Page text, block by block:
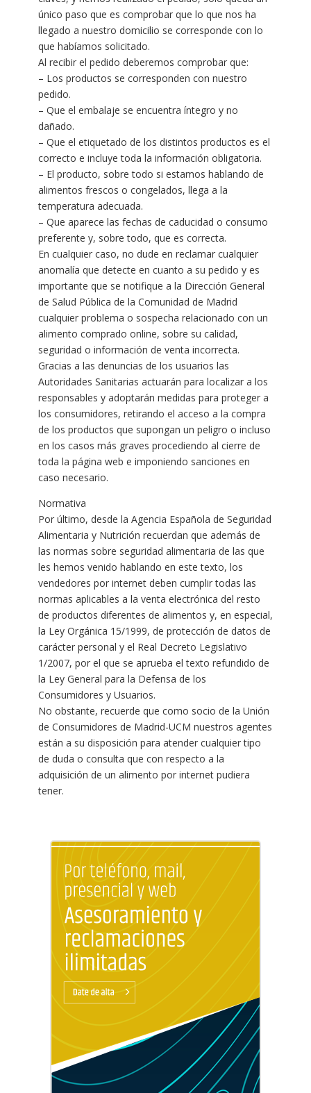
único paso que es comprobar que lo que nos ha
llegado a nuestro domicilio se corresponde con lo
que habíamos solicitado.
Al recibir el pedido deberemos comprobar que:
– Los productos se corresponden con nuestro
pedido.
– Que el embalaje se encuentra íntegro y no
dañado.
– Que el etiquetado de los distintos productos es el
correcto e incluye toda la información obligatoria.
– El producto, sobre todo si estamos hablando de
alimentos frescos o congelados, llega a la
temperatura adecuada.
– Que aparece las fechas de caducidad o consumo
preferente y, sobre todo, que es correcta.
En cualquier caso, no dude en reclamar cualquier
anomalía que detecte en cuanto a su pedido y es
importante que se notifique a la Dirección General
de Salud Pública de la Comunidad de Madrid
cualquier problema o sospecha relacionado con un
alimento comprado online, sobre su calidad,
seguridad o información de venta incorrecta.
Gracias a las denuncias de los usuarios las
Autoridades Sanitarias actuarán para localizar a los
responsables y adoptarán medidas para proteger a
los consumidores, retirando el acceso a la compra
de los productos que supongan un peligro o incluso
en los casos más graves procediendo al cierre de
toda la página web e imponiendo sanciones en
caso necesario.
Normativa
Por último, desde la Agencia Española de Seguridad
Alimentaria y Nutrición recuerdan que además de
las normas sobre seguridad alimentaria de las que
les hemos venido hablando en este texto, los
vendedores por internet deben cumplir todas las
normas aplicables a la venta electrónica del resto
de productos diferentes de alimentos y, en especial,
la Ley Orgánica 15/1999, de protección de datos de
carácter personal y el Real Decreto Legislativo
1/2007, por el que se aprueba el texto refundido de
la Ley General para la Defensa de los
Consumidores y Usuarios.
No obstante, recuerde que como socio de la Unión
de Consumidores de Madrid-UCM nuestros agentes
están a su disposición para atender cualquier tipo
de duda o consulta que con respecto a la
adquisición de un alimento por internet pudiera
tener.